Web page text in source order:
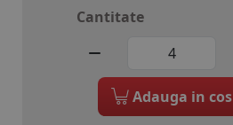
Cantitate
Adauga in cos